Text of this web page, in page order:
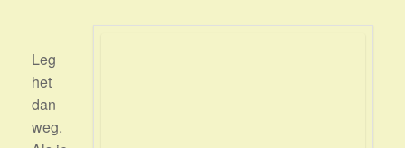
Leg
het
dan
weg.